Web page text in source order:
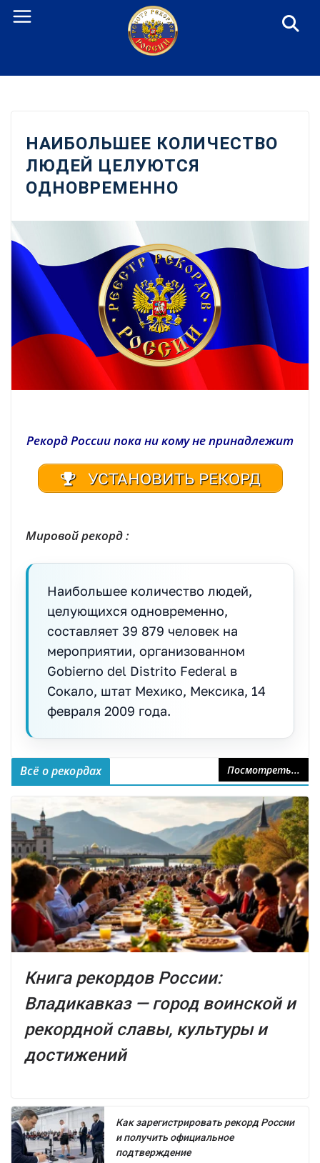
Перейти
НАИБОЛЬШЕЕ КОЛИЧЕСТВО
ЛЮДЕЙ ЦЕЛУЮТСЯ
ОДНОВРЕМЕННО
Рекорд России пока ни кому не принадлежит
УСТАНОВИТЬ РЕКОРД
Мировой рекорд :
Наибольшее количество людей,
целующихся одновременно,
составляет 39 879 человек на
мероприятии, организованном
Gobierno del Distrito Federal в
Сокало, штат Мехико, Мексика, 14
февраля 2009 года.
Всё о рекордах Посмотреть...
Книга рекордов России:
Владикавказ — город воинской и
рекордной славы, культуры и
достижений
Как зарегистрировать рекорд России
и получить официальное
подтверждение